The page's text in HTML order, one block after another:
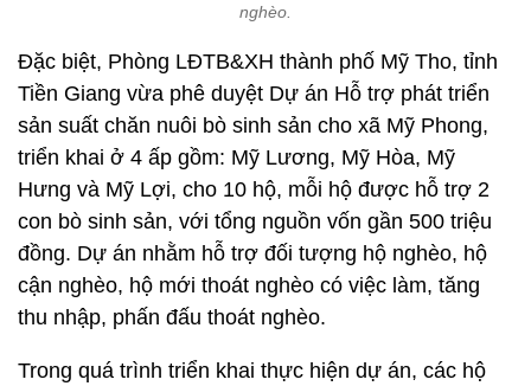
nghèo.
Đặc biệt, Phòng LĐTB&XH thành phố Mỹ Tho, tỉnh
Tiền Giang vừa phê duyệt Dự án Hỗ trợ phát triển
sản suất chăn nuôi bò sinh sản cho xã Mỹ Phong,
triển khai ở 4 ấp gồm: Mỹ Lương, Mỹ Hòa, Mỹ
Hưng và Mỹ Lợi, cho 10 hộ, mỗi hộ được hỗ trợ 2
con bò sinh sản, với tổng nguồn vốn gần 500 triệu
đồng. Dự án nhằm hỗ trợ đối tượng hộ nghèo, hộ
cận nghèo, hộ mới thoát nghèo có việc làm, tăng
thu nhập, phấn đấu thoát nghèo.
Trong quá trình triển khai thực hiện dự án, các hộ